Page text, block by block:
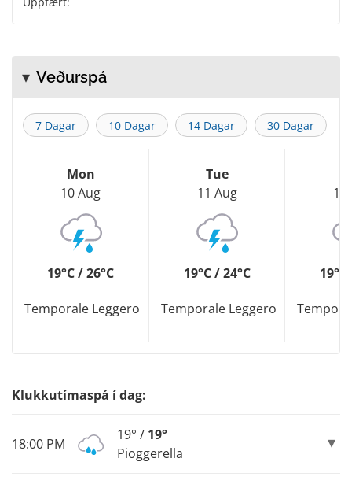
Veðurspá
7 Dagar 10 Dagar 14 Dagar 30 Dagar
Mon
10 Aug
19°C / 26°C
Temporale Leggero
Tue
11 Aug
19°C / 24°C
Temporale Leggero
12
19°C
Klukkutímaspá í dag:
18:00 PM
19° / 19°
Pioggerella